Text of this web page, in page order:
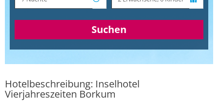
Suchen
Hotelbeschreibung: Inselhotel
Vierjahreszeiten Borkum